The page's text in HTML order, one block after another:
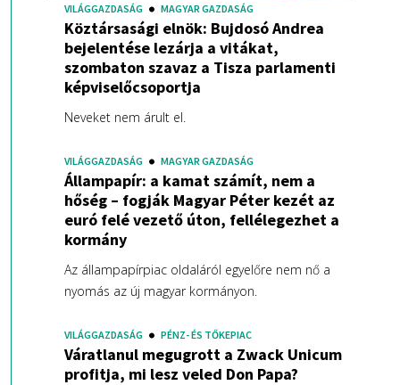
VILÁGGAZDASÁG MAGYAR GAZDASÁG
Köztársasági elnök: Bujdosó Andrea
bejelentése lezárja a vitákat,
szombaton szavaz a Tisza parlamenti
képviselőcsoportja
Neveket nem árult el.
VILÁGGAZDASÁG MAGYAR GAZDASÁG
Állampapír: a kamat számít, nem a
hőség – fogják Magyar Péter kezét az
euró felé vezető úton, fellélegezhet a
kormány
Az állampapírpiac oldaláról egyelőre nem nő a
nyomás az új magyar kormányon.
VILÁGGAZDASÁG PÉNZ- ÉS TŐKEPIAC
Váratlanul megugrott a Zwack Unicum
profitja, mi lesz veled Don Papa?